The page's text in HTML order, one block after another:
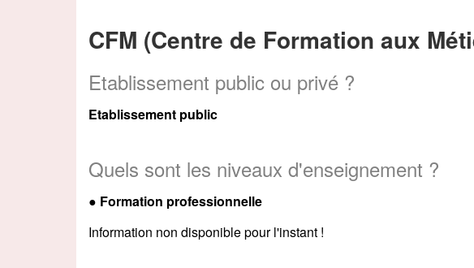
CFM (Centre de Formation aux
Etablissement public ou privé ?
Etablissement public
Quels sont les niveaux d'enseignement ?
● Formation professionnelle
Information non disponible pour l'instant !